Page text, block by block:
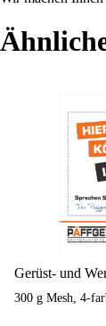
Gerüst- und
300 g Mesh, 4-